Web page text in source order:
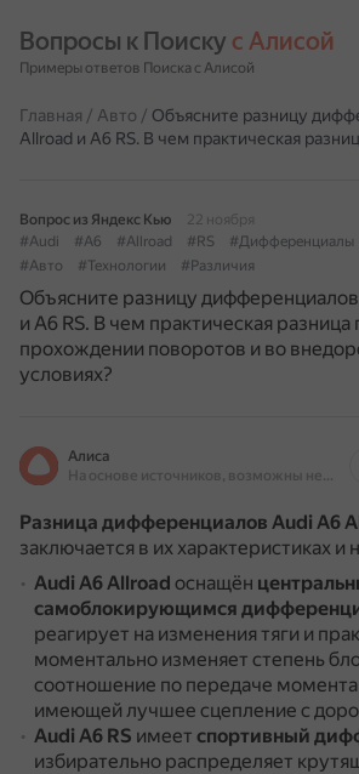
Вопросы к Поиску с Алисой
Примеры ответов Поиска с Алисой
Главная / Авто / Объясните разницу
Allroad и A6 RS. В чем практическая
Вопрос из Яндекс Кью
22 ноября
#Audi
#A6 #Allroad #RS #Дифференциалы
#Авто
#Технологии #Различия
Объясните разницу
и A6 RS. В чем практическая разница
прохождении поворотов и во
условиях?
Алиса
На основе источников, возможны неточности
Разница дифференциалов Audi A6
заключается в их характеристиках и
Audi A6 Allroad оснащён
самоблокирующимся
реагирует на изменения тяги и
моментально изменяет степень
соотношение по передаче момента
имеющей лучшее сцепление с
Audi A6 RS имеет спортивный
избирательно распределяет